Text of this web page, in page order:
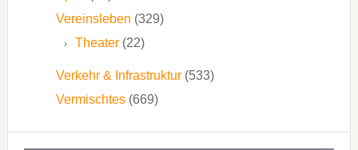
Vereinsleben (329)
Theater(22)
Verkehr & Infrastruktur(533)
Vermischtes(669)